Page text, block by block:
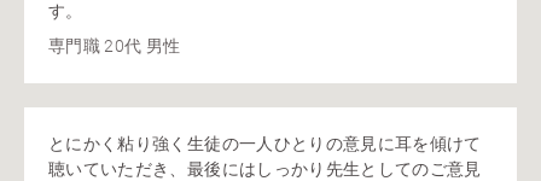
す。
専門職 20代 男性
とにかく粘り強く生徒の一人ひとりの意見に耳を傾けて
聴いていただき、最後にはしっかり先生としてのご意見